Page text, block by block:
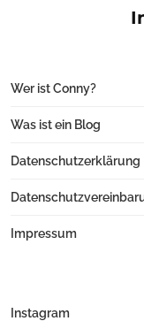
Wer ist Conny?
Was ist ein Blog
Datenschutzerklärung
Impressum
Instagram